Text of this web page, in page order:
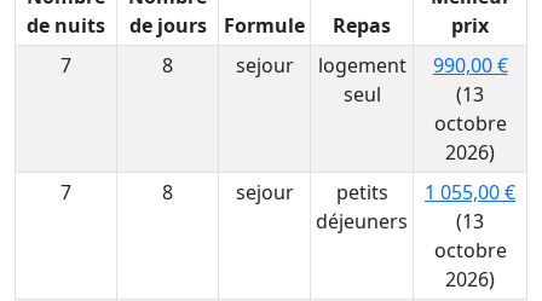
de nuits
de jours
Formule Repas
prix
7
8 sejour
logement
seul
990,00 €
(13
octobre
2026)
7
8 sejour
petits
déjeuners
1 055,00 €
(13
octobre
2026)